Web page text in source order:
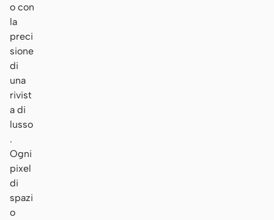
o con
la
preci
sione
di
una
rivist
a di
lusso
.
Ogni
pixel
di
spazi
o